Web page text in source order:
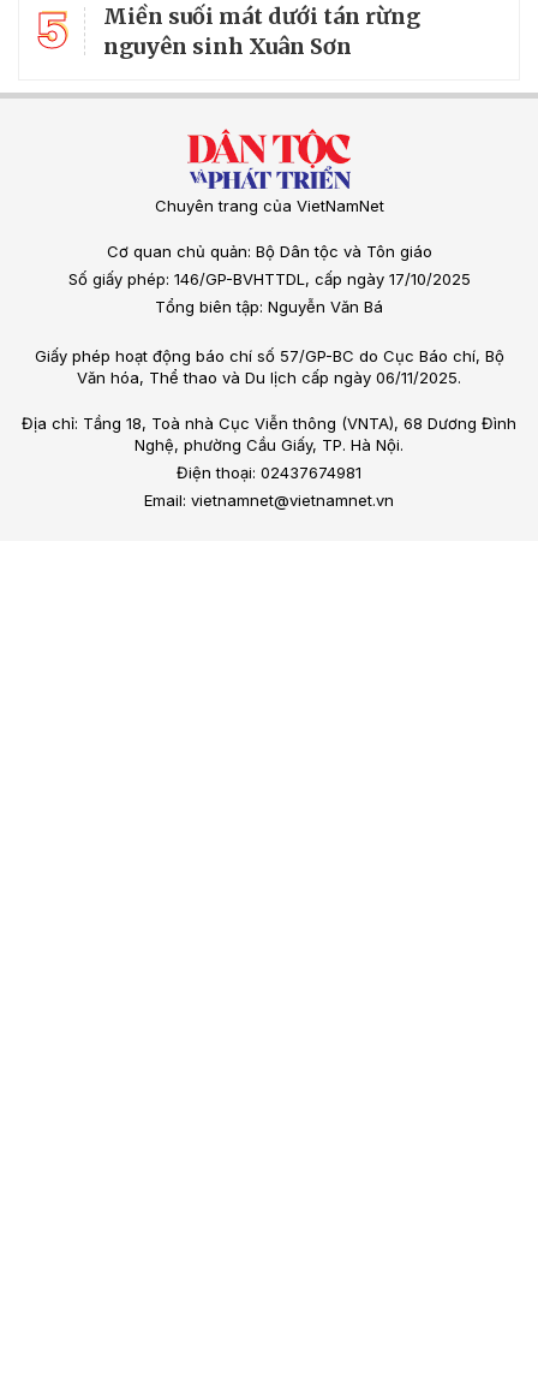
5
Miền suối mát dưới tán rừng
nguyên sinh Xuân Sơn
Chuyên trang của VietNamNet
Cơ quan chủ quản: Bộ Dân tộc và Tôn giáo
Số giấy phép: 146/GP-BVHTTDL, cấp ngày 17/10/2025
Tổng biên tập: Nguyễn Văn Bá
Giấy phép hoạt động báo chí số 57/GP-BC do Cục Báo chí, Bộ
Văn hóa, Thể thao và Du lịch cấp ngày 06/11/2025.
Địa chỉ: Tầng 18, Toà nhà Cục Viễn thông (VNTA), 68 Dương Đình
Nghệ, phường Cầu Giấy, TP. Hà Nội.
Điện thoại: 02437674981
Email: vietnamnet@vietnamnet.vn